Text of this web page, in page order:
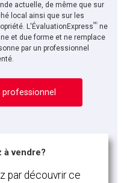
actuelle, de même que sur
local ainsi que sur les
L'ÉvaluationExpressMC ne
et due forme et ne remplace
par un professionnel
professionnel
à vendre?
par découvrir ce